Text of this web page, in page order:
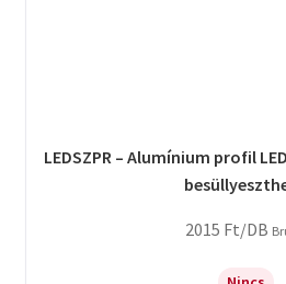
LEDSZPR – Alumínium profil
2015 Ft/DB